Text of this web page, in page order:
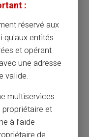
de documents
affluence
fin de l'année
son compte
versées les
à jour. Tout
:
réservé aux
qu'aux entités
et opérant
une adresse
valide.
multiservices
et
à l’aide